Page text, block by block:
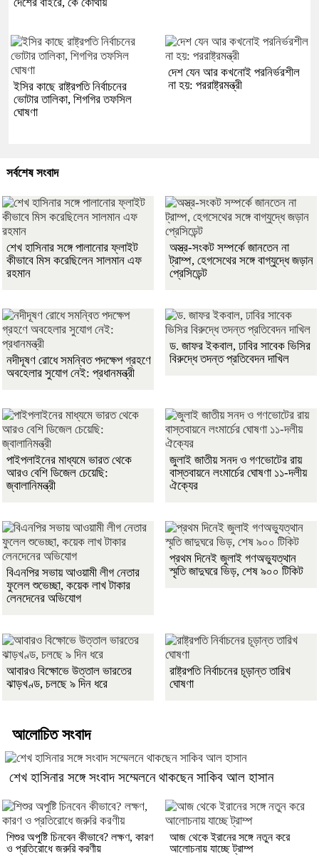
ইসির কাছে রাষ্ট্রপতি নির্বাচনের
ভোটার তালিকা, শিগগির তফসিল
ঘোষণা
দেশ যেন আর কখনোই পরনির্ভরশীল
না হয়: পররাষ্ট্রমন্ত্রী
সর্বশেষ সংবাদ
শেখ হাসিনার সঙ্গে পালানোর ফ্লাইট
কীভাবে মিস করেছিলেন সালমান এফ
রহমান
অস্ত্র-সংকট সম্পর্কে জানতেন না
ট্রাম্প, হেগসেথের সঙ্গে বাগ্‌যুদ্ধে জড়ান
প্রেসিডেন্ট
নদীদূষণ রোধে সমন্বিত পদক্ষেপ গ্রহণে
অবহেলার সুযোগ নেই: প্রধানমন্ত্রী
ড. জাফর ইকবাল, ঢাবির সাবেক ভিসির
বিরুদ্ধে তদন্ত প্রতিবেদন দাখিল
পাইপলাইনের মাধ্যমে ভারত থেকে
আরও বেশি ডিজেল চেয়েছি:
জ্বালানিমন্ত্রী
জুলাই জাতীয় সনদ ও গণভোটের রায়
বাস্তবায়নে লংমার্চের ঘোষণা ১১-দলীয়
ঐক্যের
বিএনপির সভায় আওয়ামী লীগ নেতার
ফুলেল শুভেচ্ছা, কয়েক লাখ টাকার
লেনদেনের অভিযোগ
প্রথম দিনেই জুলাই গণঅভ্যুত্থান
স্মৃতি জাদুঘরে ভিড়, শেষ ৯০০ টিকিট
আবারও বিক্ষোভে উত্তাল ভারতের
ঝাড়খণ্ড, চলছে ৯ দিন ধরে
রাষ্ট্রপতি নির্বাচনের চূড়ান্ত তারিখ
ঘোষণা
আলোচিত সংবাদ
শেখ হাসিনার সঙ্গে সংবাদ সম্মেলনে থাকছেন সাকিব আল হাসান
শিশুর অপুষ্টি চিনবেন কীভাবে? লক্ষণ, কারণ
ও প্রতিরোধে জরুরি করণীয়
আজ থেকে ইরানের সঙ্গে নতুন করে
আলোচনায় যাচ্ছে ট্রাম্প